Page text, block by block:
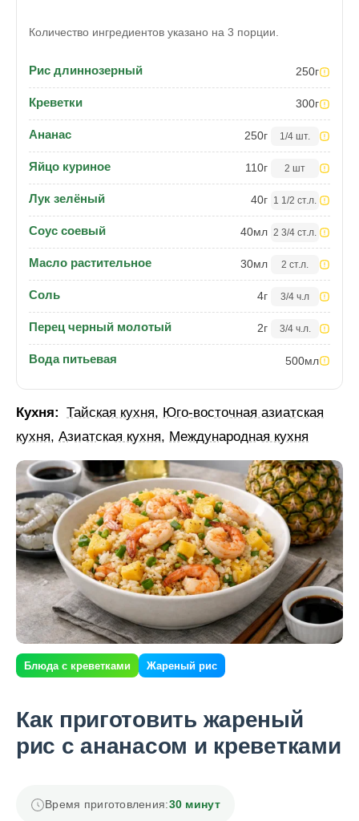
Количество ингредиентов указано на 3 порции.
Рис длиннозерный 250г
Креветки 300г
Ананас 250г 1/4 шт.
Яйцо куриное 110г 2 шт
Лук зелёный 40г 1 1/2 ст.л.
Соус соевый 40мл 2 3/4 ст.л.
Масло растительное 30мл 2 ст.л.
Соль 4г 3/4 ч.л
Перец черный молотый 2г 3/4 ч.л.
Вода питьевая 500мл
Кухня: Тайская кухня, Юго-восточная азиатская
кухня, Азиатская кухня, Международная кухня
Блюда с креветками Жареный рис
Как приготовить жареный
рис с ананасом и креветками
Время приготовления:30 минут